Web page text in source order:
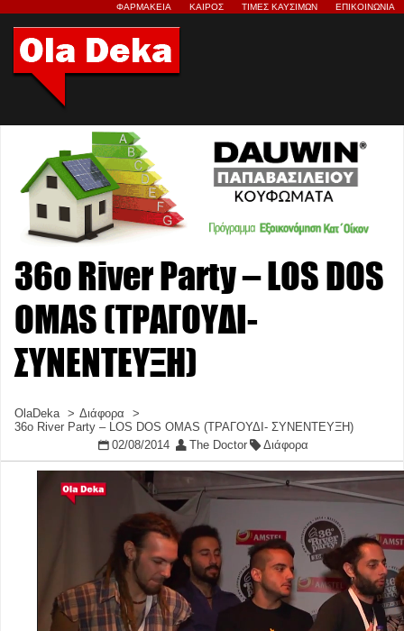
ΦΑΡΜΑΚΕΙΑ ΚΑΙΡΟΣ ΤΙΜΕΣ ΚΑΥΣΙΜΩΝ ΕΠΙΚΟΙΝΩΝΙΑ
36ο River Party – LOS DOS
OMAS (ΤΡΑΓΟΥΔΙ-
ΣΥΝΕΝΤΕΥΞΗ)
OlaDeka
Διάφορα
36ο River Party – LOS DOS OMAS (ΤΡΑΓΟΥΔΙ- ΣΥΝΕΝΤΕΥΞΗ)
02/08/2014
The Doctor Διάφορα